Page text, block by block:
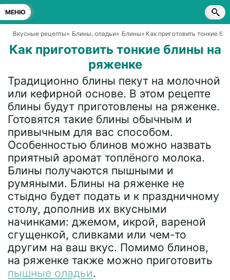
МЕНЮ
Вкусные рецепты» Блины, оладьи» Блины» Как приготовить тонкие
Как приготовить тонкие блины на
ряженке
Традиционно блины пекут на молочной
или кефирной основе. В этом рецепте
блины будут приготовлены на ряженке.
Готовятся такие блины обычным и
привычным для вас способом.
Особенностью блинов можно назвать
приятный аромат топлёного молока.
Блины получаются пышными и
румяными. Блины на ряженке не
стыдно будет подать и к праздничному
столу, дополнив их вкусными
начинками: джемом, икрой, вареной
сгущенкой, сливками или чем-то
другим на ваш вкус. Помимо блинов,
на ряженке также можно приготовить
пышные оладьи.